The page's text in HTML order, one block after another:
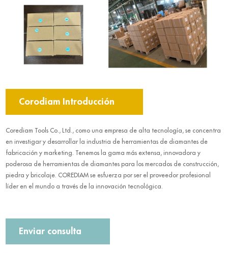
Corodiam Introducción
Corediam Tools Co., Ltd., como una empresa de alta tecnología, se concentra
en investigar y desarrollar la industria de herramientas de diamantes de
fabricación y marketing. Tenemos la gama más extensa, innovadora y
poderosa de herramientas de diamantes para los mercados de construcción,
piedra y bricolaje. COREDIAM se esfuerza por ser el proveedor profesional
líder en el mundo a través de la innovación tecnológica.
Enviar consulta